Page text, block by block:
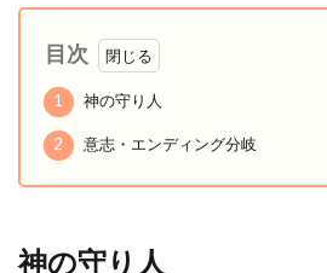
目次
1 神の守り人
2 意志・エンディング分岐
神の守り人